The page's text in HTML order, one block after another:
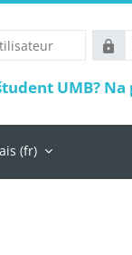
Mot
de
passe
UMB?
‎(fr)‎